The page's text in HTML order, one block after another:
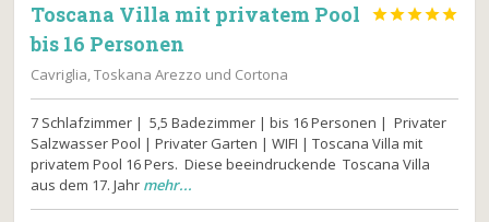
Toscana Villa mit privatem Pool
bis 16 Personen

Cavriglia, Toskana Arezzo und Cortona
7 Schlafzimmer | 5,5 Badezimmer | bis 16 Personen | Privater
Salzwasser Pool | Privater Garten | WIFI | Toscana Villa mit
privatem Pool 16 Pers. Diese beeindruckende Toscana Villa
aus dem 17. Jahr mehr...